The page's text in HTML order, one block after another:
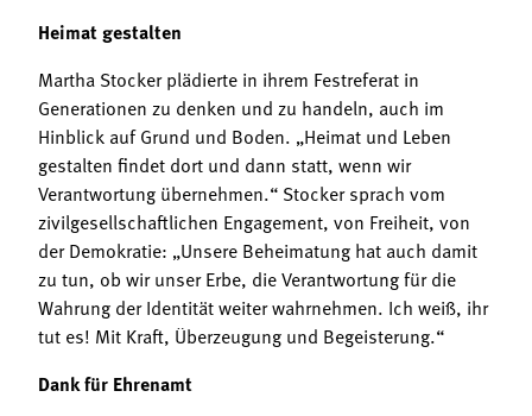
Heimat gestalten
Martha Stocker plädierte in ihrem Festreferat in
Generationen zu denken und zu handeln, auch im
Hinblick auf Grund und Boden. „Heimat und Leben
gestalten findet dort und dann statt, wenn wir
Verantwortung übernehmen.“ Stocker sprach vom
zivilgesellschaftlichen Engagement, von Freiheit, von
der Demokratie: „Unsere Beheimatung hat auch damit
zu tun, ob wir unser Erbe, die Verantwortung für die
Wahrung der Identität weiter wahrnehmen. Ich weiß, ihr
tut es! Mit Kraft, Überzeugung und Begeisterung.“
Dank für Ehrenamt